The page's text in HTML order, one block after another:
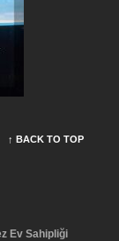
↑ BACK TO TOP
Ev Sahipliği